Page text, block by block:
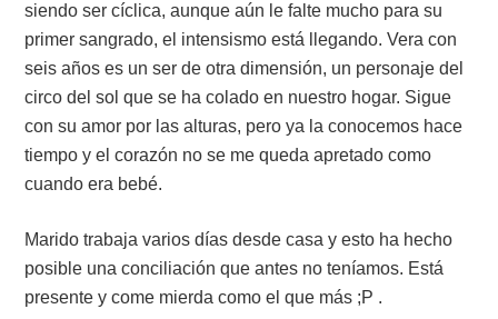
siendo ser cíclica, aunque aún le falte mucho para su
primer sangrado, el intensismo está llegando. Vera con
seis años es un ser de otra dimensión, un personaje del
circo del sol que se ha colado en nuestro hogar. Sigue
con su amor por las alturas, pero ya la conocemos hace
tiempo y el corazón no se me queda apretado como
cuando era bebé.
Marido trabaja varios días desde casa y esto ha hecho
posible una conciliación que antes no teníamos. Está
presente y come mierda como el que más ;P .